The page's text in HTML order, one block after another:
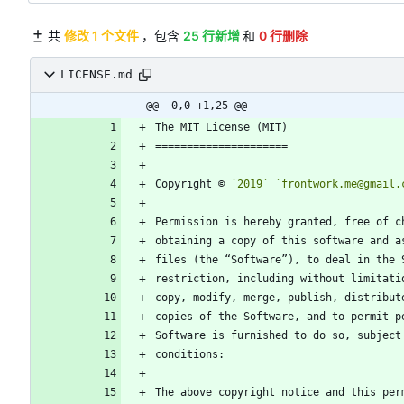
共 修改 1 个文件 ，包含 25 行新增 和 0 行删除
LICENSE.md
@@ -0,0 +1,25 @@
Copyright © `2019`